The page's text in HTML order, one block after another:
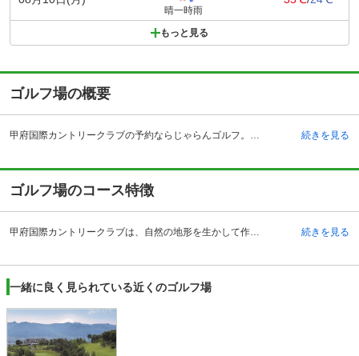
晴一時雨
もっと見る
ゴルフ場の概要
甲府国際カントリークラブの予約ならじゃらんゴルフ。カートの有無や利用税、キャンセル料、ナイター設備、駐車場などのコース情報はもちろん、口コミ、フォトギャラリーなどコースの難易度や攻略に役立つ情報充実、予約する度にポイントが貯まるのでお得にゴルフをお楽しみ頂けます。 山梨県笛吹市にある甲府国際カントリークラブは、昭和40年に開場した歴史あるゴルフ場です。自然の地形をそのまま生かした全18ホールの丘陵コースは、風景を見ているだけでも楽しめる点が人気のポイントです。中央自動車道の一宮御坂インターチェンジからおよそ5キロメートルの場所にあり、JR石和温泉駅からはクラブバスも運行しており、アクセスの良さという点からも人気があります。春夏秋冬で異なる表情を持っており、四季折々の風景を楽しむことが出来るためリピーターも多く、何度来ても飽きさせないコースとなっています。 電磁誘導のカートを導入していますので、カートの運転に不安を感じることなくプレーに集中することが出来ます。 続きを見る
ゴルフ場のコース特徴
甲府国際カントリークラブは、自然の地形を生かして作られた丘陵コースです。18ホールあるコースからは南アルプスや八ヶ岳をも望むことができ、そのロケーションも爽快そのもののため気分良くコースを回れ、プレーの魅力をより一層引き立てます。 フェアウェイは決して広くはなく、アンジュレーションによって難易度があがり、戦略的なゴルフをする必要があります。飛距離だけでなく方向という面でも正確なショットをするテクニックも要するのです。INコースの13番ホールでは池越えも必要ですし、グリーン付近にはガードバンカーもたくさん配置されています。一見フラットに見えるゴルフ場ですが、要所に配置されたハザード攻略するためには様々なテクニックや戦略を駆使しながらコースマネジメントをしていくことが求められます。 続きを見る
一緒に良く見られている近くのゴルフ場